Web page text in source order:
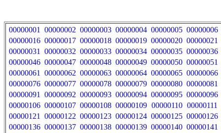
00000001 00000002 00000003 00000004 00000005 00000006
00000016 00000017 00000018 00000019 00000020 00000021
00000031
00000032 00000033 00000034 00000035 00000036
00000046 00000047 00000048 00000049 00000050 00000051
00000061
00000062 00000063 00000064 00000065 00000066
00000076 00000077 00000078 00000079 00000080 00000081
00000091
00000092 00000093 00000094 00000095 00000096
00000106 00000107 00000108 00000109 00000110 00000111
00000121
00000122 00000123 00000124 00000125 00000126
00000136 00000137 00000138 00000139 00000140 00000141